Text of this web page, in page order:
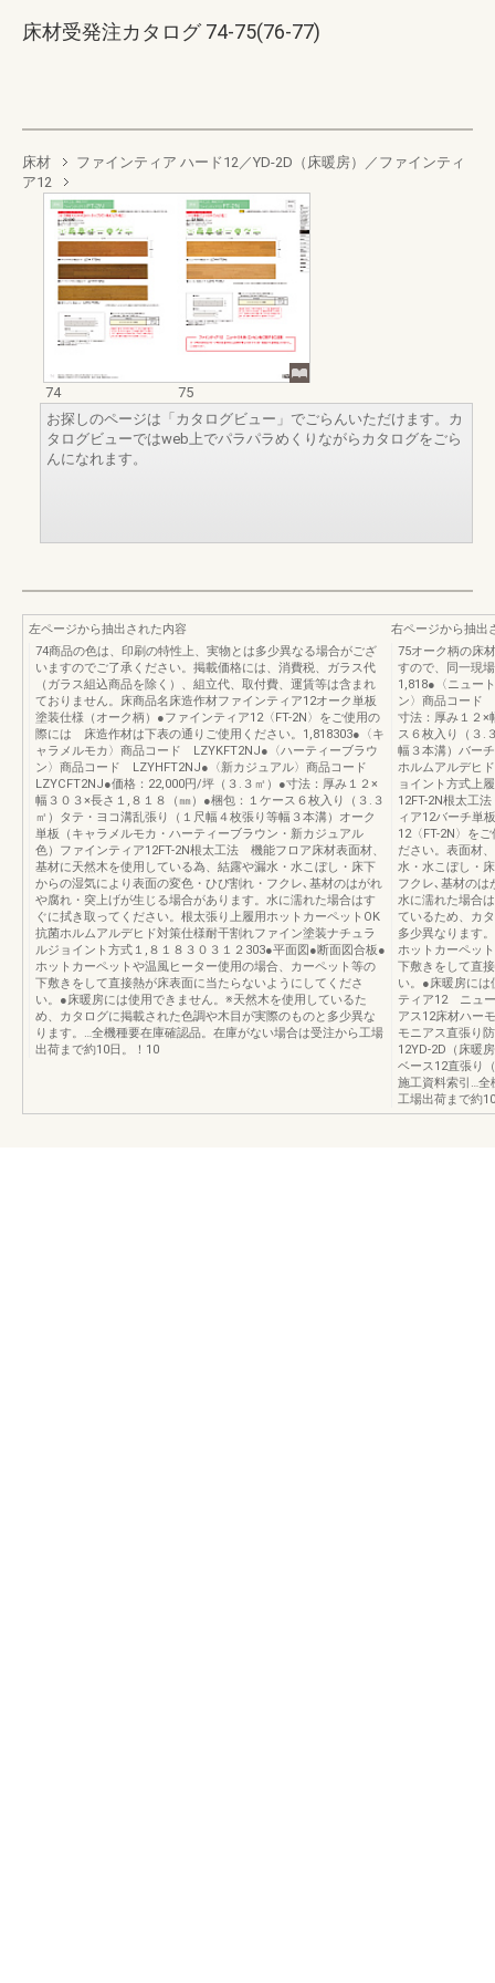
床材受発注カタログ 74-75(76-77)
床材
ファインティア ハード12／YD-2D（床暖房）／ファインティ
ア12
74
75
お探しのページは「カタログビュー」でごらんいただけます。カ
タログビューではweb上でパラパラめくりながらカタログをごら
んになれます。
左ページから抽出された内容
74商品の色は、印刷の特性上、実物とは多少異なる場合がござ
いますのでご了承ください。掲載価格には、消費税、ガラス代
（ガラス組込商品を除く）、組立代、取付費、運賃等は含まれ
ておりません。床商品名床造作材ファインティア12オーク単板
塗装仕様（オーク柄）●ファインティア12〈FT-2N〉をご使用の
際には 床造作材は下表の通りご使用ください。1,818303●〈キ
ャラメルモカ〉商品コード LZYKFT2NJ●〈ハーティーブラウ
ン〉商品コード LZYHFT2NJ●〈新カジュアル〉商品コード
LZYCFT2NJ●価格：22,000円/坪（３.３㎡）●寸法：厚み１２×
幅３０３×長さ１,８１８（㎜）●梱包：１ケース６枚入り（３.３
㎡）タテ・ヨコ溝乱張り（１尺幅４枚張り等幅３本溝）オーク
単板（キャラメルモカ・ハーティーブラウン・新カジュアル
色）ファインティア12FT-2N根太工法 機能フロア床材表面材、
基材に天然木を使用している為、結露や漏水・水こぼし・床下
からの湿気により表面の変色・ひび割れ・フクレ､基材のはがれ
や腐れ・突上げが生じる場合があります。水に濡れた場合はす
ぐに拭き取ってください。根太張り上履用ホットカーペットOK
抗菌ホルムアルデヒド対策仕様耐干割れファイン塗装ナチュラ
ルジョイント方式１,８１８３０３１２303●平面図●断面図合板●
ホットカーペットや温風ヒーター使用の場合、カーペット等の
下敷きをして直接熱が床表面に当たらないようにしてくださ
い。●床暖房には使用できません。※天然木を使用しているた
め、カタログに掲載された色調や木目が実際のものと多少異な
ります。…全機種要在庫確認品。在庫がない場合は受注から工場
出荷まで約10日。！10
右ページから抽出
75オーク柄の床
すので、同一現
1,818●〈ニュー
ン〉商品コード
寸法：厚み１２×
ス６枚入り（３.
幅３本溝）バー
ホルムアルデヒ
ョイント方式上
12FT-2N根太工
ィア12バーチ単
12〈FT-2N〉を
ださい。表面材
水・水こぼし・
フクレ､基材のは
水に濡れた場合
ているため、カ
多少異なります
ホットカーペッ
下敷きをして直
い。●床暖房には
ティア12 ニュー
アス12床材ハー
モニアス直張り
12YD-2D（床暖
ベース12直張り
施工資料索引…全
工場出荷まで約